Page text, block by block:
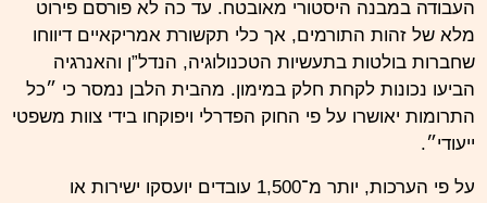
העבודה במבנה היסטורי מאובטח. עד כה לא פורסם פירוט
מלא של זהות התורמים, אך כלי תקשורת אמריקאיים דיווחו
שחברות בולטות בתעשיות הטכנולוגיה, הנדל”ן והאנרגיה
הביעו נכונות לקחת חלק במימון. מהבית הלבן נמסר כי ״כל
התרומות יאושרו על פי החוק הפדרלי ויפוקחו בידי צוות משפטי
ייעודי״.
על פי הערכות, יותר מ־1,500 עובדים יועסקו ישירות או